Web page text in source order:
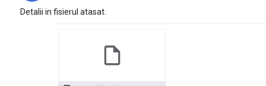
Detalii in fisierul atasat.